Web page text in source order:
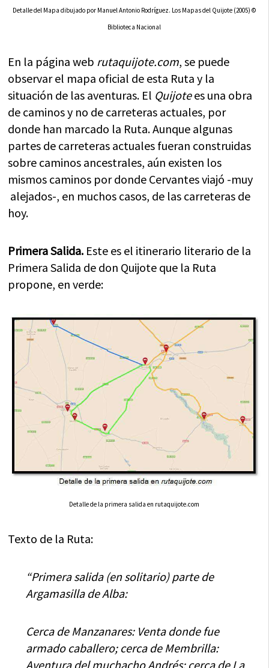
Detalle del Mapa dibujado por Manuel Antonio Rodríguez. Los Mapas del Quijote (2005) ©
Biblioteca Nacional
En la página web rutaquijote.com, se puede
observar el mapa oficial de esta Ruta y la
situación de las aventuras. El Quijotees una obra
de caminos y no de carreteras actuales, por
donde han marcado la Ruta. Aunque algunas
partes de carreteras actuales fueran construidas
sobre caminos ancestrales, aún existen los
mismos caminos por donde Cervantes viajó -muy
alejados-, en muchos casos, de las carreteras de
hoy.
Primera Salida. Este es el itinerario literario de la
Primera Salida de don Quijote que la Ruta
propone, en verde:
Detalle de la primera salida en rutaquijote.com
Texto de la Ruta:
“Primera salida (en solitario) parte de
Argamasilla de Alba:
Cerca de Manzanares: Venta donde fue
armado caballero; cerca de Membrilla:
Aventura del muchacho Andrés; cerca de La